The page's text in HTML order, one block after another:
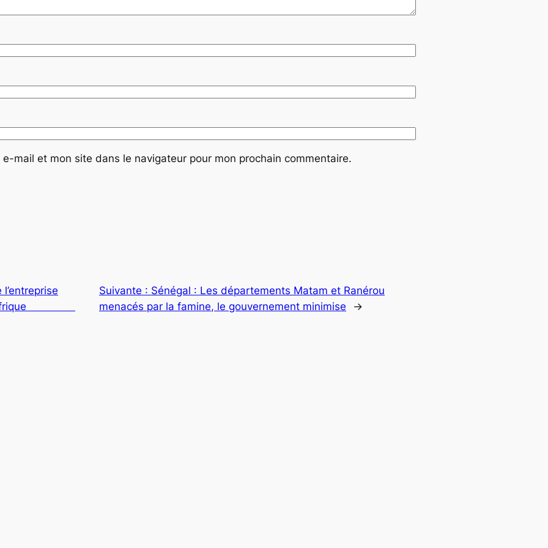
mail et mon site dans le navigateur pour mon prochain commentaire.
en Afrique
Suivante : Sénégal : Les départements Matam et Ranérou
menacés par la famine, le gouvernement minimise
→